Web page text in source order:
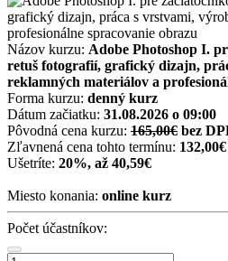
Názov kurzu: Adobe Photoshop I.
retuš fotografií, grafický dizajn,
reklamných materiálov a
Forma kurzu: denný kurz
Dátum začiatku: 31.08.2026 o 09:00
Pôvodná cena kurzu: 165,00€ bez
Zľavnená cena tohto termínu:
Ušetríte: 20%, až 40,59€
Miesto konania: online kurz
Počet účastníkov: